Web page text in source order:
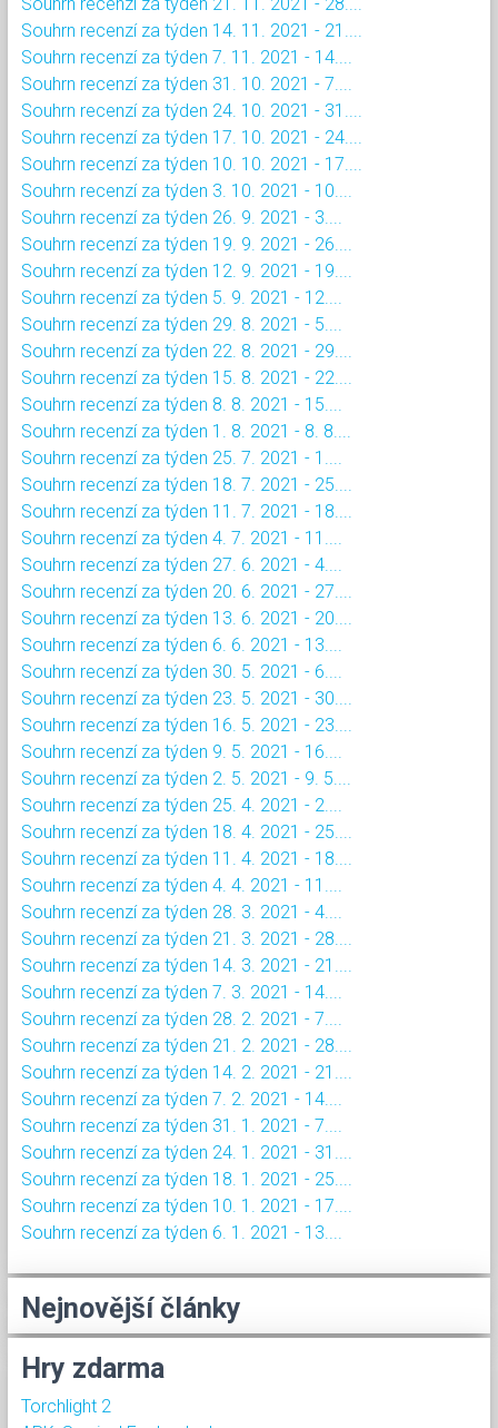
Souhrn recenzí za týden 14. 11. 2021 - 21....
Souhrn recenzí za týden 7. 11. 2021 - 14....
Souhrn recenzí za týden 31. 10. 2021 - 7....
Souhrn recenzí za týden 24. 10. 2021 - 31....
Souhrn recenzí za týden 17. 10. 2021 - 24....
Souhrn recenzí za týden 10. 10. 2021 - 17....
Souhrn recenzí za týden 3. 10. 2021 - 10....
Souhrn recenzí za týden 26. 9. 2021 - 3....
Souhrn recenzí za týden 19. 9. 2021 - 26....
Souhrn recenzí za týden 12. 9. 2021 - 19....
Souhrn recenzí za týden 5. 9. 2021 - 12....
Souhrn recenzí za týden 29. 8. 2021 - 5....
Souhrn recenzí za týden 22. 8. 2021 - 29....
Souhrn recenzí za týden 15. 8. 2021 - 22....
Souhrn recenzí za týden 8. 8. 2021 - 15....
Souhrn recenzí za týden 1. 8. 2021 - 8. 8....
Souhrn recenzí za týden 25. 7. 2021 - 1....
Souhrn recenzí za týden 18. 7. 2021 - 25....
Souhrn recenzí za týden 11. 7. 2021 - 18....
Souhrn recenzí za týden 4. 7. 2021 - 11....
Souhrn recenzí za týden 27. 6. 2021 - 4....
Souhrn recenzí za týden 20. 6. 2021 - 27....
Souhrn recenzí za týden 13. 6. 2021 - 20....
Souhrn recenzí za týden 6. 6. 2021 - 13....
Souhrn recenzí za týden 30. 5. 2021 - 6....
Souhrn recenzí za týden 23. 5. 2021 - 30....
Souhrn recenzí za týden 16. 5. 2021 - 23....
Souhrn recenzí za týden 9. 5. 2021 - 16....
Souhrn recenzí za týden 2. 5. 2021 - 9. 5....
Souhrn recenzí za týden 25. 4. 2021 - 2....
Souhrn recenzí za týden 18. 4. 2021 - 25....
Souhrn recenzí za týden 11. 4. 2021 - 18....
Souhrn recenzí za týden 4. 4. 2021 - 11....
Souhrn recenzí za týden 28. 3. 2021 - 4....
Souhrn recenzí za týden 21. 3. 2021 - 28....
Souhrn recenzí za týden 14. 3. 2021 - 21....
Souhrn recenzí za týden 7. 3. 2021 - 14....
Souhrn recenzí za týden 28. 2. 2021 - 7....
Souhrn recenzí za týden 21. 2. 2021 - 28....
Souhrn recenzí za týden 14. 2. 2021 - 21....
Souhrn recenzí za týden 7. 2. 2021 - 14....
Souhrn recenzí za týden 31. 1. 2021 - 7....
Souhrn recenzí za týden 24. 1. 2021 - 31....
Souhrn recenzí za týden 18. 1. 2021 - 25....
Souhrn recenzí za týden 10. 1. 2021 - 17....
Souhrn recenzí za týden 6. 1. 2021 - 13....
Nejnovější články
Hry zdarma
Torchlight 2